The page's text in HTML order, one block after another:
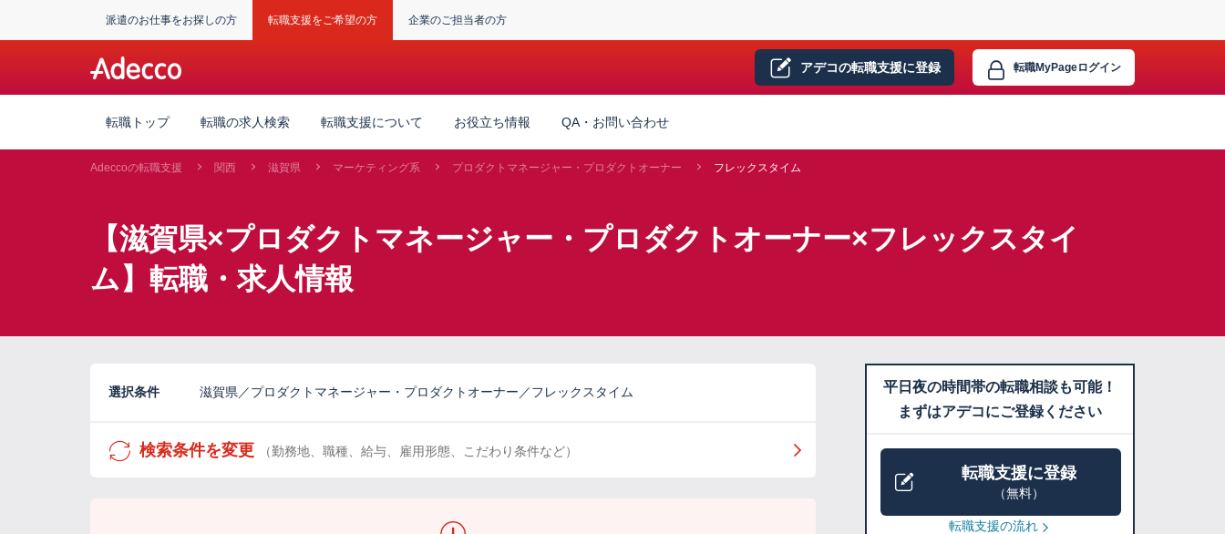
派遣のお仕事をお探しの方 転職支援をご希望の方 企業のご担当者の方
アデコの転職支援に登録 転職MyPageログイン
転職トップ 転職の求人検索 転職支援について お役立ち情報 QA・お問い合わせ
Adeccoの転職支援 関西 滋賀県 マーケティング系 プロダクトマネージャー・プロダクトオーナー フレックスタイム
【滋賀県×プロダクトマネージャー・プロダクトオーナー×フレックスタイ
ム】転職・求人情報
選択条件 滋賀県／プロダクトマネージャー・プロダクトオーナー／フレックスタイム
検索条件を変更 （勤務地、職種、給与、雇用形態、こだわり条件など）
平日夜の時間帯の転職相談も可能！
まずはアデコにご登録ください
転職支援に登録
（無料）
転職支援の流れ